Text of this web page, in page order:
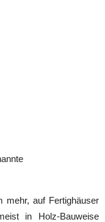
mehr, auf Fertighäuser
in Holz-Bauweise